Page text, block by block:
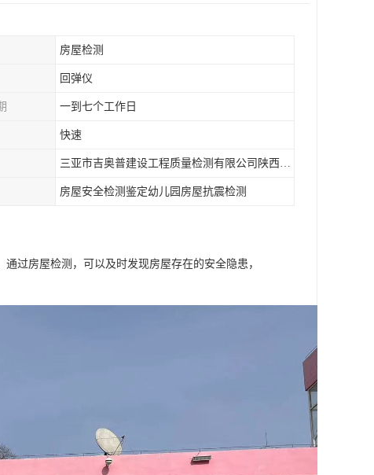
房屋检测
回弹仪
一到七个工作日
快速
三亚市吉奥普建设工程质量检测有限公司陕西分公司
房屋安全检测鉴定幼儿园房屋抗震检测
过房屋检测，可以及时发现房屋存在的安全隐患，